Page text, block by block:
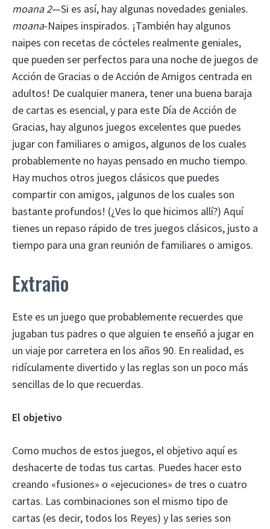
moana 2—Si es así, hay algunas novedades geniales.
moana-Naipes inspirados. ¡También hay algunos
naipes con recetas de cócteles realmente geniales,
que pueden ser perfectos para una noche de juegos de
Acción de Gracias o de Acción de Amigos centrada en
adultos! De cualquier manera, tener una buena baraja
de cartas es esencial, y para este Día de Acción de
Gracias, hay algunos juegos excelentes que puedes
jugar con familiares o amigos, algunos de los cuales
probablemente no hayas pensado en mucho tiempo.
Hay muchos otros juegos clásicos que puedes
compartir con amigos, ¡algunos de los cuales son
bastante profundos! (¿Ves lo que hicimos allí?) Aquí
tienes un repaso rápido de tres juegos clásicos, justo a
tiempo para una gran reunión de familiares o amigos.
Extraño
Este es un juego que probablemente recuerdes que
jugaban tus padres o que alguien te enseñó a jugar en
un viaje por carretera en los años 90. En realidad, es
ridículamente divertido y las reglas son un poco más
sencillas de lo que recuerdas.
El objetivo
Como muchos de estos juegos, el objetivo aquí es
deshacerte de todas tus cartas. Puedes hacer esto
creando «fusiones» o «ejecuciones» de tres o cuatro
cartas. Las combinaciones son el mismo tipo de
cartas (es decir, todos los Reyes) y las series son